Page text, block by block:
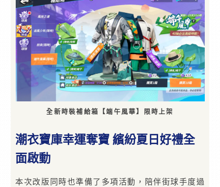
全新時裝補給箱【端午風華】限時上架
潮衣寶庫幸運奪寶 繽紛夏日好禮全
面啟動
本次改版同時也準備了多項活動，陪伴街球手度過